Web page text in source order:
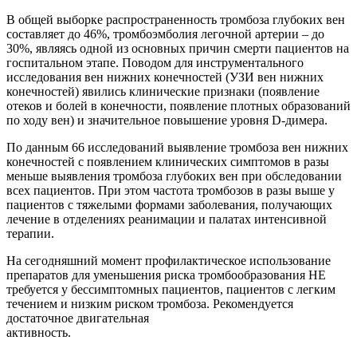
В общей выборке распространенность тромбоза глубоких вен
составляет до 46%, тромбоэмболия легочной артерии – до
30%, являясь одной из основных причин смерти пациентов на
госпитальном этапе. Поводом для инструментального
исследования вен нижних конечностей (УЗИ вен нижних
конечностей) явились клинические признаки (появление
отеков и болей в конечности, появление плотных образований
по ходу вен) и значительное повышение уровня D-димера.
По данным 66 исследований выявление тромбоза вен нижних
конечностей с появлением клинических симптомов в разы
меньше выявления тромбоза глубоких вен при обследовании
всех пациентов. При этом частота тромбозов в разы выше у
пациентов с тяжелыми формами заболевания, получающих
лечение в отделениях реанимации и палатах интенсивной
терапии.
На сегодняшний момент профилактическое использование
препаратов для уменьшения риска тромбообразования НЕ
требуется у бессимптомных пациентов, пациентов с легким
течением и низким риском тромбоза. Рекомендуется
достаточное двигательная
активность.